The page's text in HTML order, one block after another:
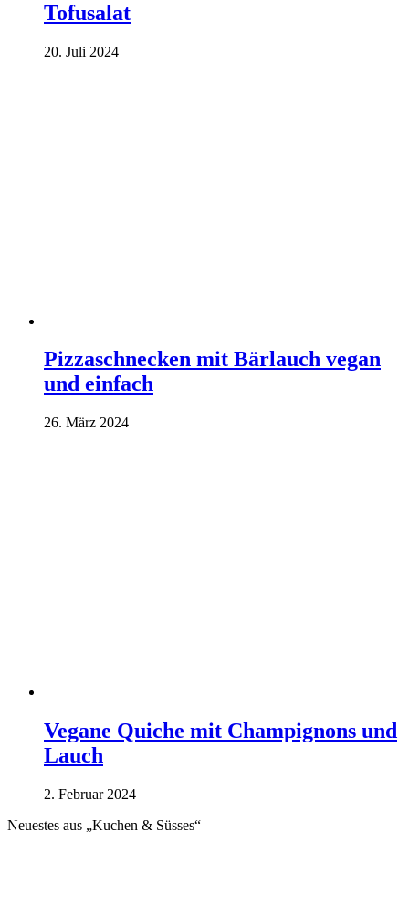
Tofusalat
20. Juli 2024
Pizzaschnecken mit Bärlauch vegan
und einfach
26. März 2024
Vegane Quiche mit Champignons und
Lauch
2. Februar 2024
Neuestes aus „Kuchen & Süsses“